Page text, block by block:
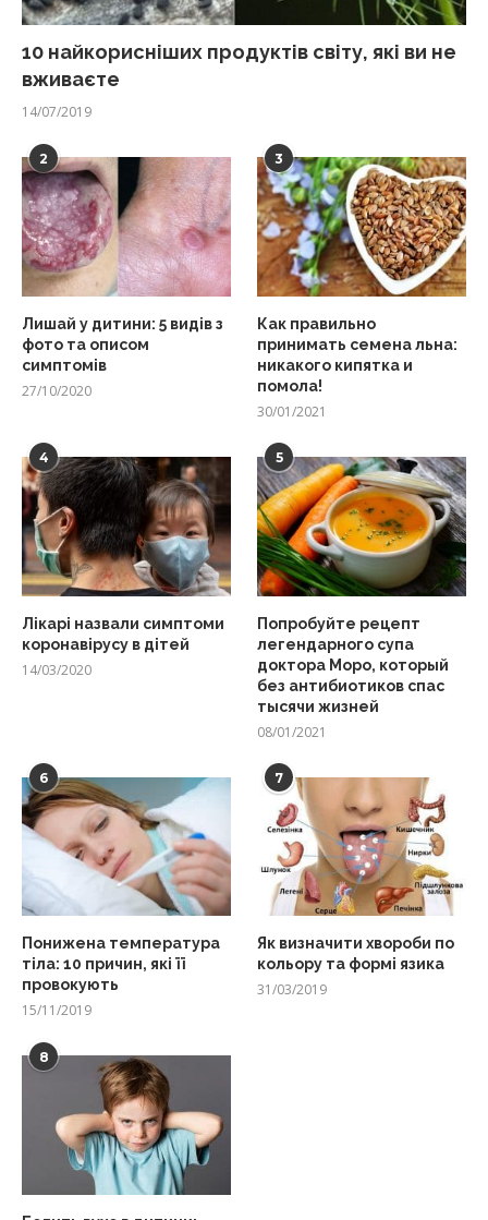
10 найкорисніших продуктів світу, які ви не
вживаєте
14/07/2019
2
Лишай у дитини: 5 видів з
фото та описом
симптомів
27/10/2020
3
Как правильно
принимать семена льна:
никакого кипятка и
помола!
30/01/2021
4
Лікарі назвали симптоми
коронавірусу в дітей
14/03/2020
5
Попробуйте рецепт
легендарного супа
доктора Моро, который
без антибиотиков спас
тысячи жизней
08/01/2021
6
Понижена температура
тіла: 10 причин, які її
провокують
15/11/2019
7
Як визначити хвороби по
кольору та формі язика
31/03/2019
8